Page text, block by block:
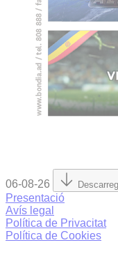
06-08-26
Presentació
Avís legal
Política de Privacitat
Política de Cookies